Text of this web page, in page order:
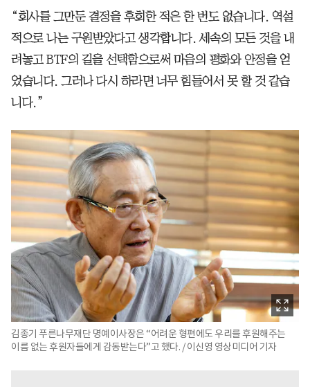
“회사를 그만둔 결정을 후회한 적은 한 번도 없습니다. 역설
적으로 나는 구원받았다고 생각합니다. 세속의 모든 것을 내
려놓고 BTF의 길을 선택함으로써 마음의 평화와 안정을 얻
었습니다. 그러나 다시 하라면 너무 힘들어서 못 할 것 같습
니다.”
김종기 푸른나무재단 명예이사장은 “어려운 형편에도 우리를 후원해주는
이름 없는 후원자들에게 감동받는다”고 했다. / 이신영 영상미디어 기자